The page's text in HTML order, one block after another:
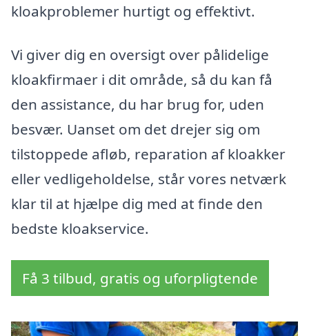
kloakproblemer hurtigt og effektivt.
Vi giver dig en oversigt over pålidelige
kloakfirmaer i dit område, så du kan få
den assistance, du har brug for, uden
besvær. Uanset om det drejer sig om
tilstoppede afløb, reparation af kloakker
eller vedligeholdelse, står vores netværk
klar til at hjælpe dig med at finde den
bedste kloakservice.
Få 3 tilbud, gratis og uforpligtende